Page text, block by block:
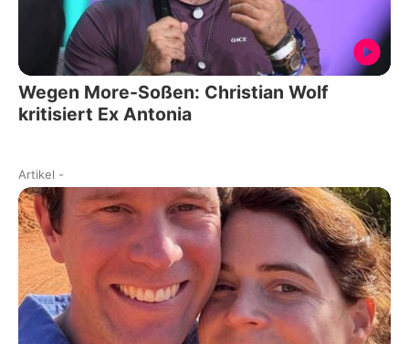
Wegen More-Soßen: Christian Wolf
kritisiert Ex Antonia
Artikel -